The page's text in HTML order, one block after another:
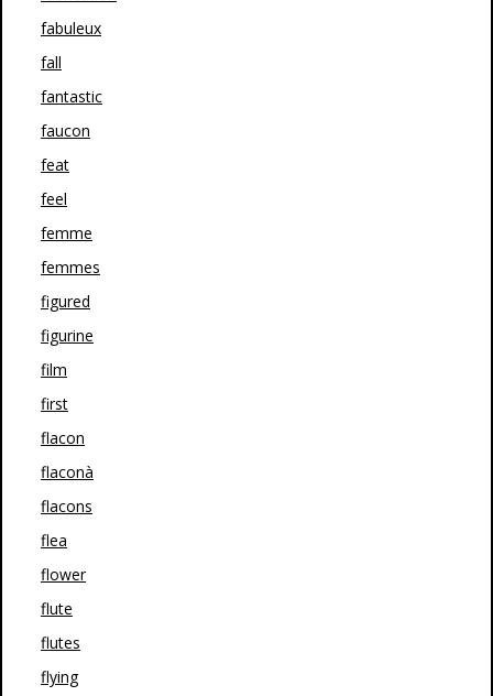
fabuleux
fall
fantastic
faucon
feat
feel
femme
femmes
figured
figurine
film
first
flacon
flaconà
flacons
flea
flower
flute
flutes
flying